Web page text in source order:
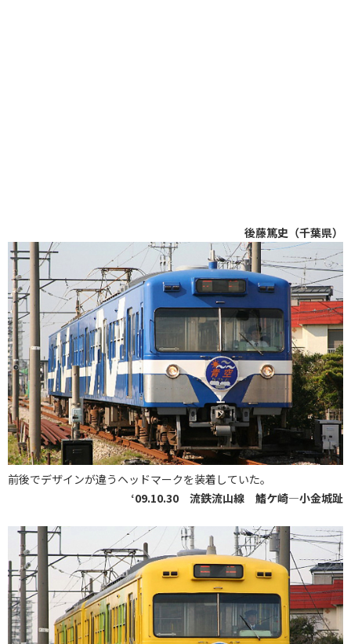
後藤篤史（千葉県）
前後でデザインが違うヘッドマークを装着していた。
‘09.10.30 流鉄流山線 鰭ケ崎―小金城趾